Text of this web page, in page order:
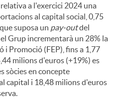
a l'exercici 2024 una
al capital social, 0,75
suposa un pay-outdel
Grup incrementarà un 28% la
i Promoció (FEP), fins a 1,77
milions d'euros (+19%) es
sòcies en concepte
capital i 18,48 milions d'euros